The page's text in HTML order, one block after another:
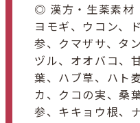
◎ 漢方・生薬素材
ヨモギ、ウコン、
参、クマザサ、タ
ヅル、オオバコ、
葉、ハブ草、ハト
カ、クコの実、桑
参、キキョウ根、